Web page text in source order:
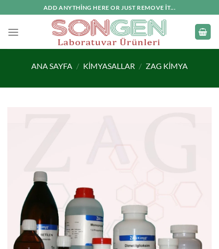
atla
ADD ANYTHING HERE OR JUST REMOVE IT...
ANA SAYFA / KIMYASALLAR / ZAG KIMYA